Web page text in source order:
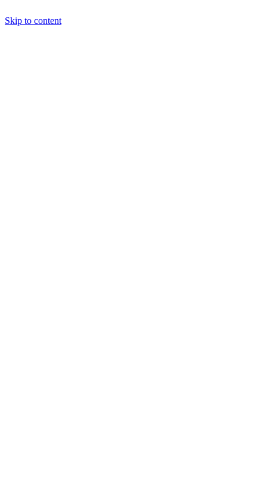
Skip to content